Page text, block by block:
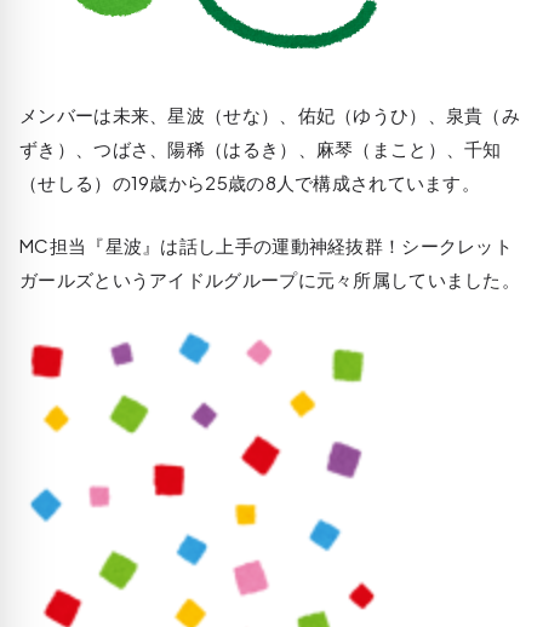
メンバーは未来、星波（せな）、佑妃（ゆうひ）、泉貴（み
ずき）、つばさ、陽稀（はるき）、麻琴（まこと）、千知
（せしる）の19歳から25歳の8人で構成されています。
MC担当『星波』は話し上手の運動神経抜群！シークレット
ガールズというアイドルグループに元々所属していました。